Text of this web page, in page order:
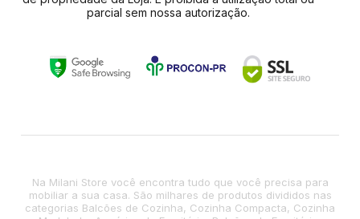
parcial sem nossa autorização.
Na Milani Store você encontra tudo que você precisa para
mobiliar a sua casa. São milhares de produtos divididos nas
categorias Balcões de Cozinha, Cozinha Compacta, Cozinha